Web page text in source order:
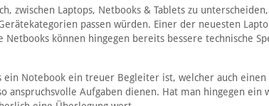
zwischen Laptops, Netbooks & Tablets zu
passen würden. Einer der neuesten
können hingegen bereits bessere technische
ein Notebook ein treuer Begleiter ist, welcher auch einen
anspruchsvolle Aufgaben dienen. Hat man hingegen ein